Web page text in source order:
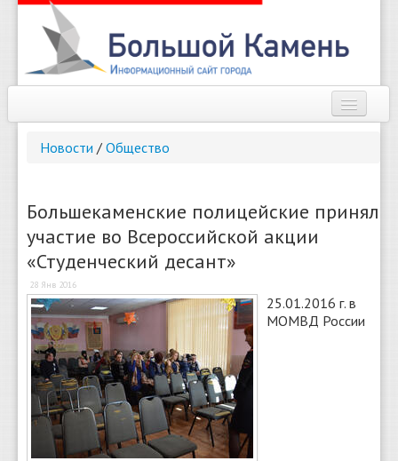
Справочник
Погода
О сайте
Новости / Общество
Большекаменские полицейские принял
участие во Всероссийской акции
«Студенческий десант»
28 Янв 2016
25.01.2016 г. в
МОМВД России